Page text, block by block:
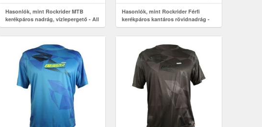
kerékpáros nadrág, black, 3xl
Hasonlók, mint Rockrider MTB
kerékpáros nadrág, vízlepergető - All
Mountain
nadrág, black, xl
Hasonlók, mint Rockrider Férfi
kerékpáros kantáros rövidnadrág -
MTB Race